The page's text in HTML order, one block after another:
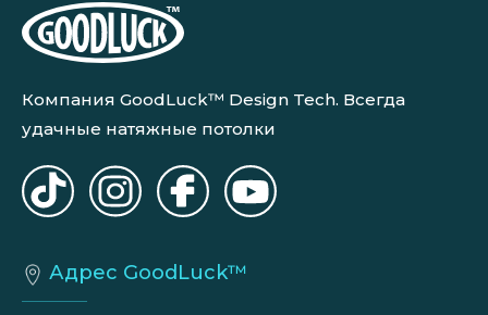
Компания GoodLuck™ Design Tech. Всегда
удачные натяжные потолки
Адрес GoodLuck™